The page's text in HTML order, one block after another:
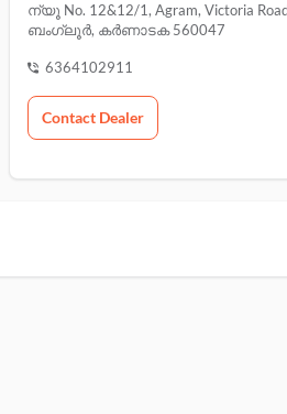
ന്യൂ No. 12&12/1, Agram, Victoria
ബംഗ്ലൂർ, കർണാടക 560047
6364102911
Contact Dealer